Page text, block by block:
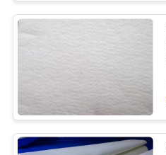
요
인